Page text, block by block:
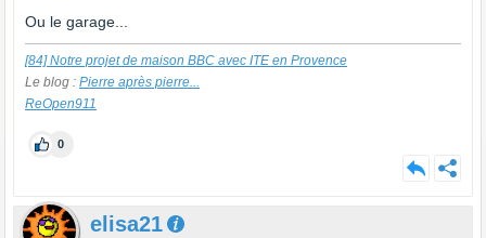
Ou le garage...
[84] Notre projet de maison BBC avec ITE en Provence
Le blog : Pierre après pierre...
ReOpen911
0
elisa21